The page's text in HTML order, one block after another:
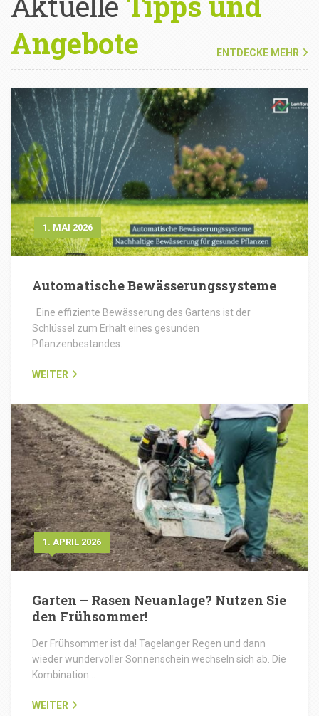
Angebote
ENTDECKE MEHR
1. MAI 2026
Automatische Bewässerungssysteme
Eine effiziente Bewässerung des Gartens ist der
Schlüssel zum Erhalt eines gesunden
Pflanzenbestandes.
WEITER
1. APRIL 2026
Garten – Rasen Neuanlage? Nutzen Sie
den Frühsommer!
Der Frühsommer ist da! Tagelanger Regen und dann
wieder wundervoller Sonnenschein wechseln sich ab. Die
Kombination…
WEITER